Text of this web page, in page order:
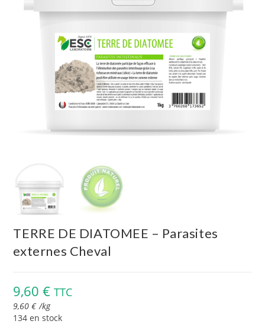
TERRE DE DIATOMEE – Parasites
externes Cheval
9,60€ TTC
9,60€ /kg
134 en stock